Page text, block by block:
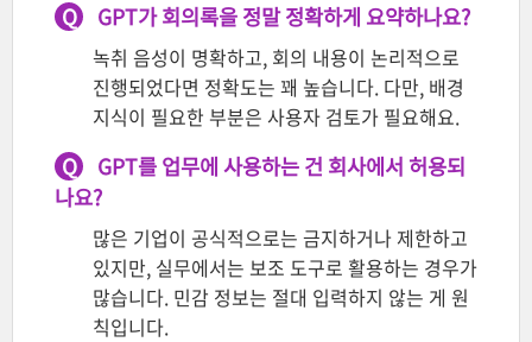
Q GPT가 회의록을 정말 정확하게 요약하나요?
녹취 음성이 명확하고, 회의 내용이 논리적으로
진행되었다면 정확도는 꽤 높습니다. 다만, 배경
지식이 필요한 부분은 사용자 검토가 필요해요.
Q
GPT를 업무에 사용하는 건 회사에서 허용되
나요?
많은 기업이 공식적으로는 금지하거나 제한하고
있지만, 실무에서는 보조 도구로 활용하는 경우가
많습니다. 민감 정보는 절대 입력하지 않는 게 원
칙입니다.